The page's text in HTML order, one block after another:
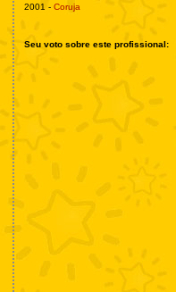
2001 - Coruja
Seu voto sobre este profissional: